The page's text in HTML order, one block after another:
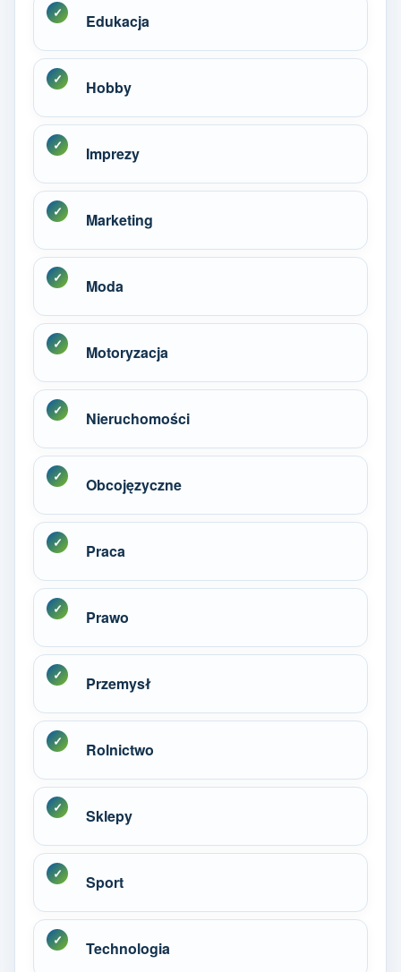
Edukacja
Hobby
Imprezy
Marketing
Moda
Motoryzacja
Nieruchomości
Obcojęzyczne
Praca
Prawo
Przemysł
Rolnictwo
Sklepy
Sport
Technologia